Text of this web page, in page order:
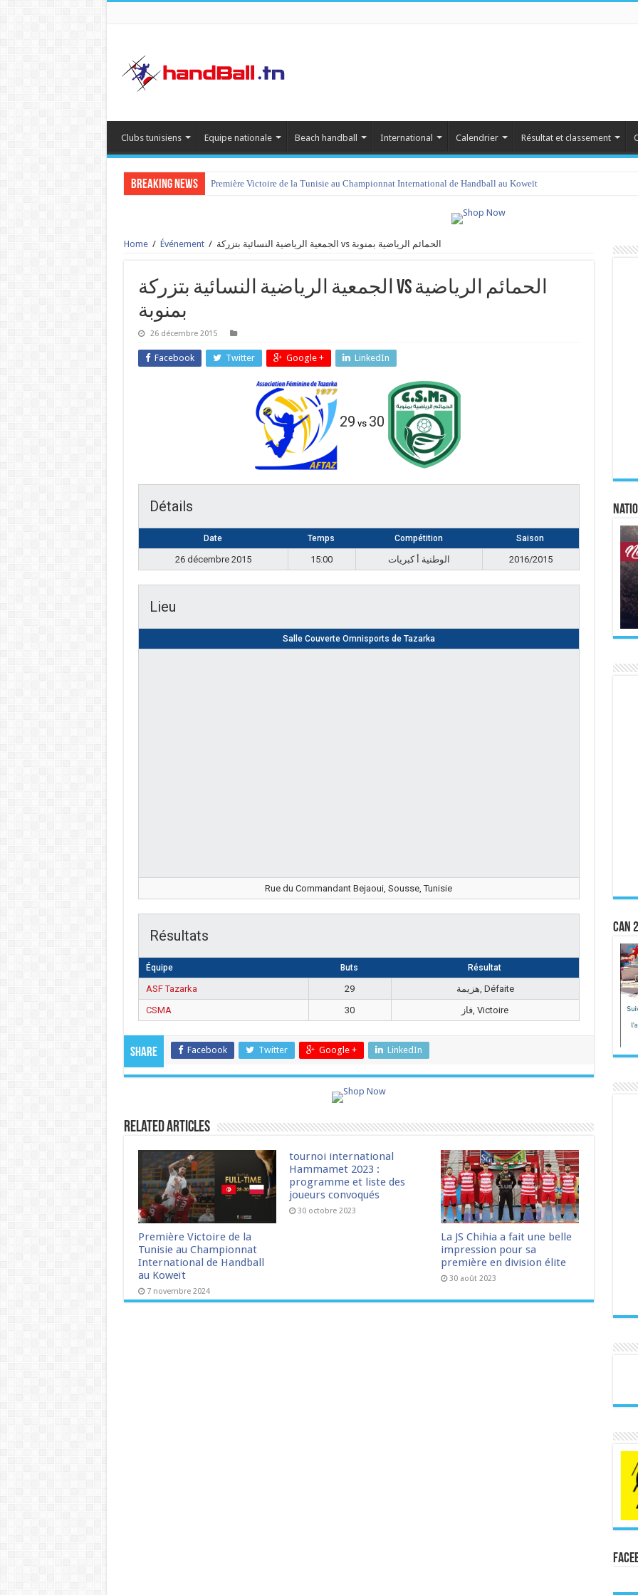
Clubs tunisiens Equipe nationale Beach handball International Calendrier Résultat et classement
Breaking News Première Victoire de la Tunisie au Championnat International de Handball au Koweït
Home / Événement / الجمعية الرياضية النسائية بتزركة vs الحمائم الرياضية بمنوبة
الجمعية الرياضية النسائية بتزركة vs الحمائم الرياضية
بمنوبة
26 décembre 2015
Facebook Twitter Google + LinkedIn
29 vs 30
Détails
Date Temps Compétition Saison
26 décembre 2015 15:00 الوطنية أ كبريات 2016/2015
Lieu
Salle Couverte Omnisports de Tazarka
Rue du Commandant Bejaoui, Sousse, Tunisie
Résultats
Équipe Buts Résultat
ASF Tazarka 29
هزيمة, Défaite
CSMA
30 فاز, Victoire
Share Facebook Twitter Google + LinkedIn
Related Articles
Première Victoire de la
Tunisie au Championnat
International de Handball
au Koweït
7 novembre 2024
tournoi international
Hammamet 2023 :
programme et liste des
joueurs convoqués
30 octobre 2023
La JS Chihia a fait une belle
impression pour sa
première en division élite
30 août 2023
CAN